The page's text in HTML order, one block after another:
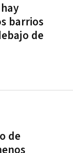
barrios
de
de